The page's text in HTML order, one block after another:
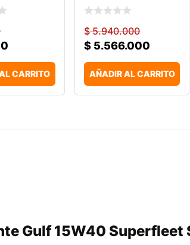
CARRITO
$5.940.000
$5.566.000
AÑADIR AL CARRITO
Gulf 15W40 Superfleet